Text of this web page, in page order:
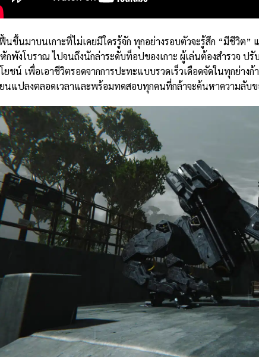
นขึ้นมาบนเกาะที่ไม่เคยมีใครรู้จัก ทุกอย่างรอบตัวจะรู้สึก “มีชีวิต”
กพังโบราณ ไปจนถึงนักล่าระดับท็อปของเกาะ ผู้เล่นต้องสำรวจ ป
ยชน์ เพื่อเอาชีวิตรอดจากการปะทะแบบรวดเร็วเดือดจัดในทุกย่า
นแปลงตลอดเวลาและพร้อมทดสอบทุกคนที่กล้าจะค้นหาความลับ